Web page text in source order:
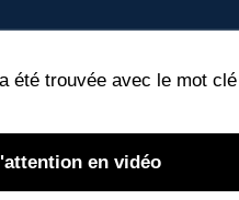
été trouvée avec le mot clé
en vidéo